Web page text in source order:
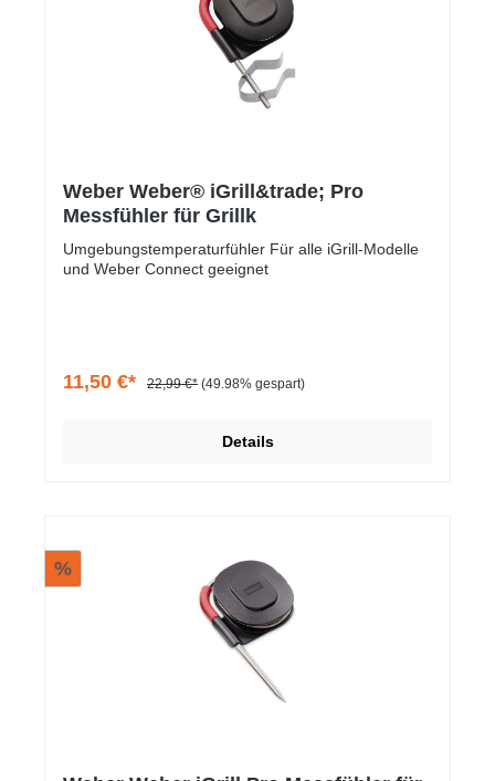
Weber Weber® iGrill&trade; Pro
Messfühler für Grillk
Umgebungstemperaturfühler Für alle iGrill-Modelle
und Weber Connect geeignet
11,50 €* 22,99 €* (49.98% gespart)
Details
%